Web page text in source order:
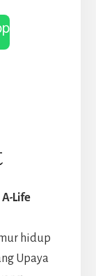
Life
hidup
Upaya